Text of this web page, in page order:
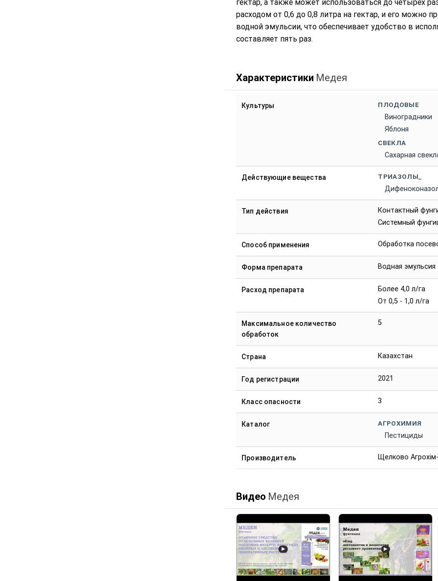
гектар, а также может использоваться до четырех
расходом от 0,6 до 0,8 литра на гектар, и его можно
водной эмульсии, что обеспечивает удобство в
составляет пять раз.
Характеристики Медея
Культуры ПЛОДОВЫЕ
Виноградники
Яблоня
СВЕКЛА
Сахарная
Действующие вещества ТРИАЗОЛЫ_
Тип действия
Контактный
Системный
Способ применения Обработка
Форма препарата Водная эмульсия
Расход препарата
Более 4,0 л/га
От 0,5 - 1,0 л/га
Максимальное количество
обработок
5
Страна Казахстан
Год регистрации 2021
Класс опасности 3
Каталог АГРОХИМИЯ
Пестициды
Производитель Щелково
Видео Медея
▶ ▶